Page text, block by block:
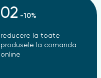
02 -10%
reducere la toate
produsele la comanda
online